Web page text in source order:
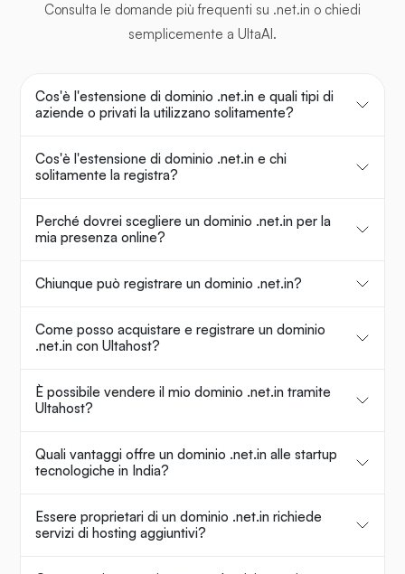
Consulta le domande più frequenti su .net.in o chiedi
semplicemente a UltaAI.
Cos'è l'estensione di dominio .net.in e quali tipi di
aziende o privati la utilizzano solitamente?
Cos'è l'estensione di dominio .net.in e chi
solitamente la registra?
Perché dovrei scegliere un dominio .net.in per la
mia presenza online?
Chiunque può registrare un dominio .net.in?
Come posso acquistare e registrare un dominio
.net.in con Ultahost?
È possibile vendere il mio dominio .net.in tramite
Ultahost?
Quali vantaggi offre un dominio .net.in alle startup
tecnologiche in India?
Essere proprietari di un dominio .net.in richiede
servizi di hosting aggiuntivi?